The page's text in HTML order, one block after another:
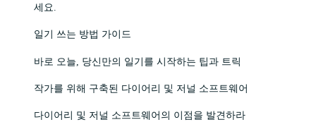
세요.
일기 쓰는 방법 가이드
바로 오늘, 당신만의 일기를 시작하는 팁과 트릭
작가를 위해 구축된 다이어리 및 저널 소프트웨어
다이어리 및 저널 소프트웨어의 이점을 발견하라